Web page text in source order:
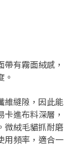
有霧面絨感，
維縫隙，因此能
進布料深層，
微絨毛貓抓耐磨
用頻率，適合一